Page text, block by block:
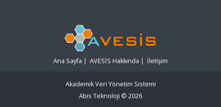
Ana Sayfa | AVESİS Hakkında | İletişim
Akademik Veri Yönetim Sistemi
Abis Teknoloji © 2026